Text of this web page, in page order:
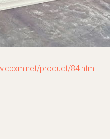
product/84.html